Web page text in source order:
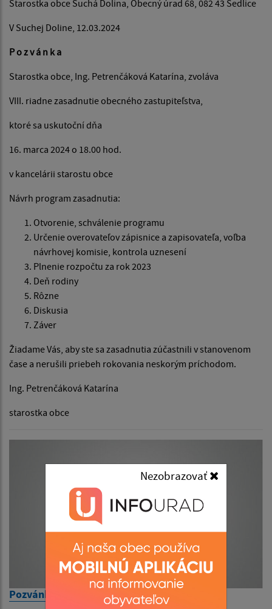
Nezobrazovať
Starostka obce Suchá Dolina, Obecný úrad 68, 082 43 Sedlice
V Suchej Doline, 12.03.2024
P o z v á n k a
Starostka obce, Ing. Petrenčáková Katarína, zvoláva
VIII. riadne zasadnutie obecného zastupiteľstva,
ktoré sa uskutoční dňa
16. marca 2024 o 18.00 hod.
v kancelárii starostu obce
Návrh program zasadnutia:
Otvorenie, schválenie programu
Určenie overovateľov zápisnice a zapisovateľa, voľba
návrhovej komisie, kontrola uznesení
Plnenie rozpočtu za rok 2023
Deň rodiny
Rôzne
Diskusia
Záver
Žiadame Vás, aby ste sa zasadnutia zúčastnili v stanovenom
čase a nerušili priebeh rokovania neskorým príchodom.
Ing. Petrenčáková Katarína
starostka obce
Pozvánka na zasadnutie OcZ 8.6.2026